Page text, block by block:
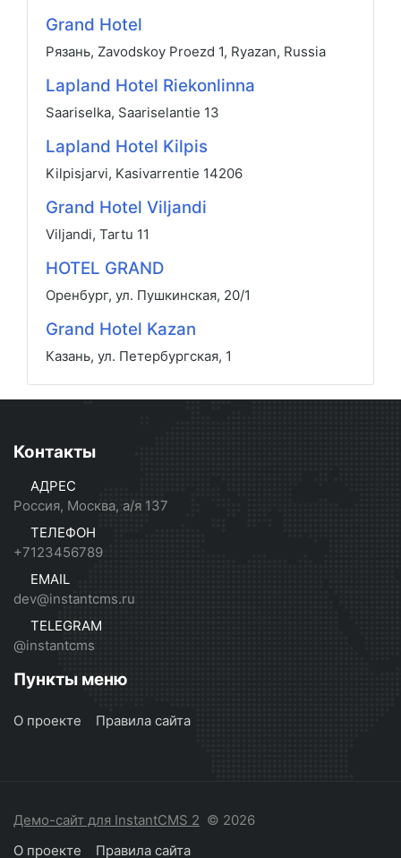
Grand Hotel
Рязань, Zavodskoy Proezd 1, Ryazan, Russia
Lapland Hotel Riekonlinna
Saariselka, Saariselantie 13
Lapland Hotel Kilpis
Kilpisjarvi, Kasivarrentie 14206
Grand Hotel Viljandi
Viljandi, Tartu 11
HOTEL GRAND
Оренбург, ул. Пушкинская, 20/1
Grand Hotel Kazan
Казань, ул. Петербургская, 1
Контакты
АДРЕС
Россия, Москва, а/я 137
ТЕЛЕФОН
+7123456789
EMAIL
dev@instantcms.ru
TELEGRAM
@instantcms
Пункты меню
О проекте Правила сайта
Демо-сайт для InstantCMS 2 © 2026
О проекте
Правила сайта